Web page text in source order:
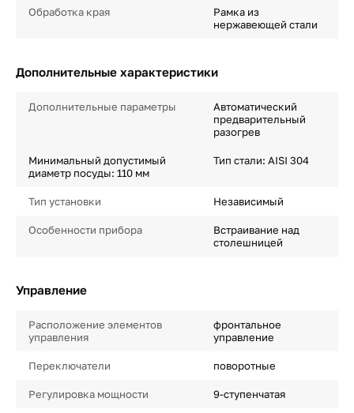
Обработка края
Рамка из
нержавеющей стали
Дополнительные характеристики
Дополнительные параметры
Автоматический
предварительный
разогрев
Минимальный допустимый
диаметр посуды: 110 мм
Тип стали: AISI 304
Тип установки Независимый
Особенности прибора
Встраивание над
столешницей
Управление
Расположение элементов
управления
фронтальное
управление
Переключатели поворотные
Регулировка мощности 9-ступенчатая